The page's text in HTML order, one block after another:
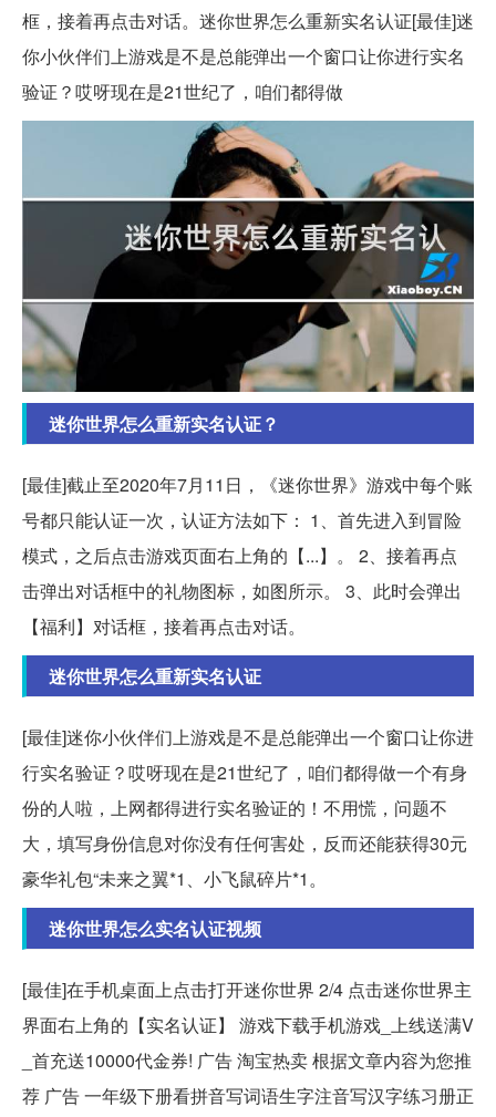
框，接着再点击对话。迷你世界怎么重新实名认证[最佳]迷
你小伙伴们上游戏是不是总能弹出一个窗口让你进行实名
验证？哎呀现在是21世纪了，咱们都得做
迷你世界怎么重新实名认证？
[最佳]截止至2020年7月11日，《迷你世界》游戏中每个账
号都只能认证一次，认证方法如下： 1、首先进入到冒险
模式，之后点击游戏页面右上角的【...】。 2、接着再点
击弹出对话框中的礼物图标，如图所示。 3、此时会弹出
【福利】对话框，接着再点击对话。
迷你世界怎么重新实名认证
[最佳]迷你小伙伴们上游戏是不是总能弹出一个窗口让你进
行实名验证？哎呀现在是21世纪了，咱们都得做一个有身
份的人啦，上网都得进行实名验证的！不用慌，问题不
大，填写身份信息对你没有任何害处，反而还能获得30元
豪华礼包“未来之翼*1、小飞鼠碎片*1。
迷你世界怎么实名认证视频
[最佳]在手机桌面上点击打开迷你世界 2/4 点击迷你世界主
界面右上角的【实名认证】 游戏下载手机游戏_上线送满V
_首充送10000代金券! 广告 淘宝热卖 根据文章内容为您推
荐 广告 一年级下册看拼音写词语生字注音写汉字练习册正